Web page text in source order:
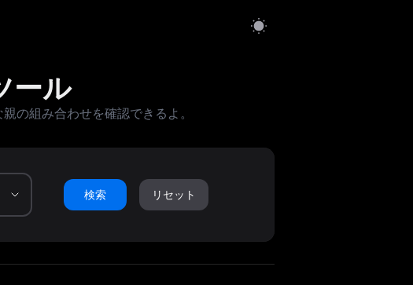
ール
の組み合わせを確認できるよ。
検索 リセット